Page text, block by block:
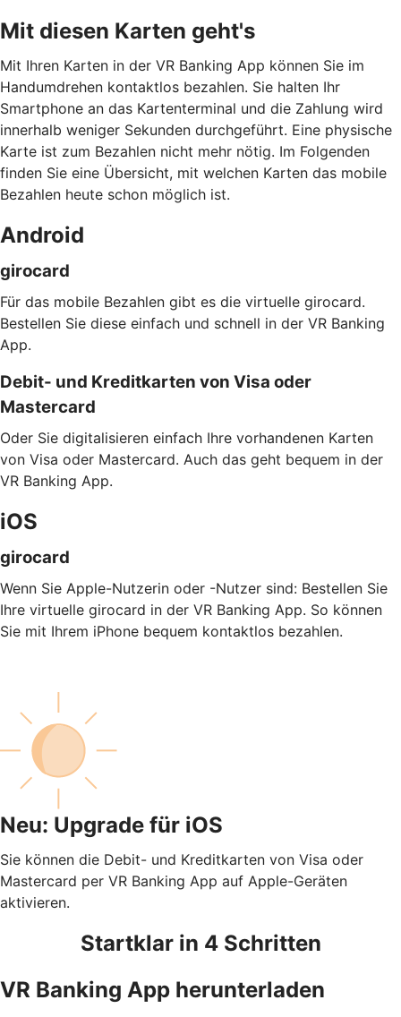
Mit diesen Karten geht's
Mit Ihren Karten in der VR Banking App können Sie im
Handumdrehen kontaktlos bezahlen. Sie halten Ihr
Smartphone an das Kartenterminal und die Zahlung wird
innerhalb weniger Sekunden durchgeführt. Eine physische
Karte ist zum Bezahlen nicht mehr nötig. Im Folgenden
finden Sie eine Übersicht, mit welchen Karten das mobile
Bezahlen heute schon möglich ist.
Android
girocard
Für das mobile Bezahlen gibt es die virtuelle girocard.
Bestellen Sie diese einfach und schnell in der VR Banking
App.
Debit- und Kreditkarten von Visa oder
Mastercard
Oder Sie digitalisieren einfach Ihre vorhandenen Karten
von Visa oder Mastercard. Auch das geht bequem in der
VR Banking App.
iOS
girocard
Wenn Sie Apple-Nutzerin oder -Nutzer sind: Bestellen Sie
Ihre virtuelle girocard in der VR Banking App. So können
Sie mit Ihrem iPhone bequem kontaktlos bezahlen.
Neu: Upgrade für iOS
Sie können die Debit- und Kreditkarten von Visa oder
Mastercard per VR Banking App auf Apple-Geräten
aktivieren.
Startklar in 4 Schritten
VR Banking App herunterladen